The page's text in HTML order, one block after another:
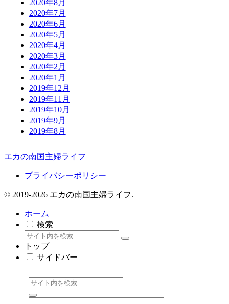
2020年8月
2020年7月
2020年6月
2020年5月
2020年4月
2020年3月
2020年2月
2020年1月
2019年12月
2019年11月
2019年10月
2019年9月
2019年8月
エカの南国主婦ライフ
プライバシーポリシー
© 2019-2026 エカの南国主婦ライフ.
ホーム
検索
トップ
サイドバー